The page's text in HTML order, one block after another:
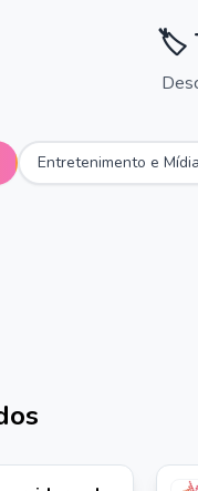
🏷️
Entretenimento e Mídia